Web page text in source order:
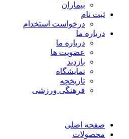
بيماران
ثبت نام
درخواست استخدام
درباره ما
درباره ما
عضویت ها
بازدید
نمایشگاه
تاريخچه
فرهنگی ورزشی
صفحه اصلی
محصولات